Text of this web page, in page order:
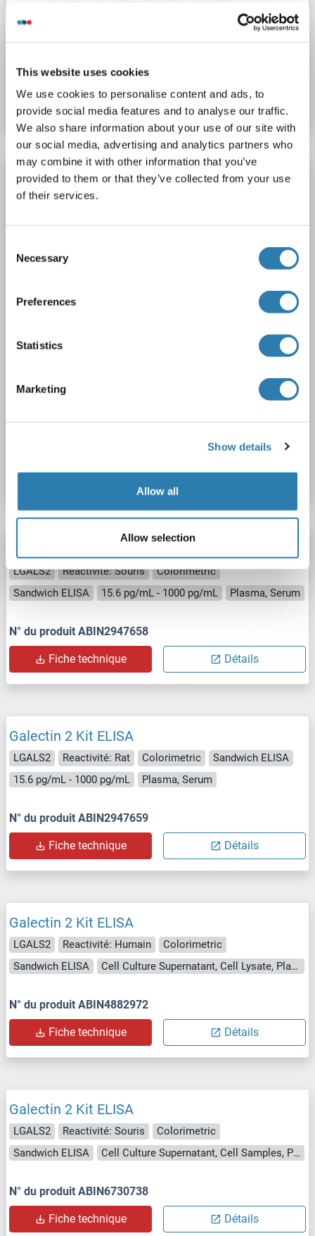
This website uses cookies
We use cookies to personalise content and ads, to
provide social media features and to analyse our traffic.
We also share information about your use of our site with
our social media, advertising and analytics partners who
may combine it with other information that you’ve
provided to them or that they’ve collected from your use
of their services.
Selection
Necessary
Preferences
Statistics
Marketing
Show details
Allow all
Allow selection
N° du produit ABIN1569958
Fiche technique Détails
Galectin 2 Kit ELISA
LGALS2 Reactivité: Humain
Fiche technique Détails
LGALS2 Reactivité: Souris
Colorimetric
Sandwich ELISA
15.6 pg/mL - 1000 pg/mL Plasma, Serum
N° du produit ABIN2947658
Fiche technique Détails
Galectin 2 Kit ELISA
LGALS2 Reactivité: Rat Colorimetric
Sandwich ELISA
15.6 pg/mL - 1000 pg/mL
Plasma, Serum
N° du produit ABIN2947659
Fiche technique Détails
Galectin 2 Kit ELISA
LGALS2 Reactivité: Humain
Colorimetric
Sandwich ELISA
Cell Culture Supernatant, Cell Lysate, Plasma, Serum, Tissue Lysate
N° du produit ABIN4882972
Fiche technique Détails
Galectin 2 Kit ELISA
LGALS2 Reactivité: Souris
Colorimetric
Sandwich ELISA
Cell Culture Supernatant, Cell Samples, Plasma, Serum, Tissue Lysate
N° du produit ABIN6730738
Fiche technique Détails